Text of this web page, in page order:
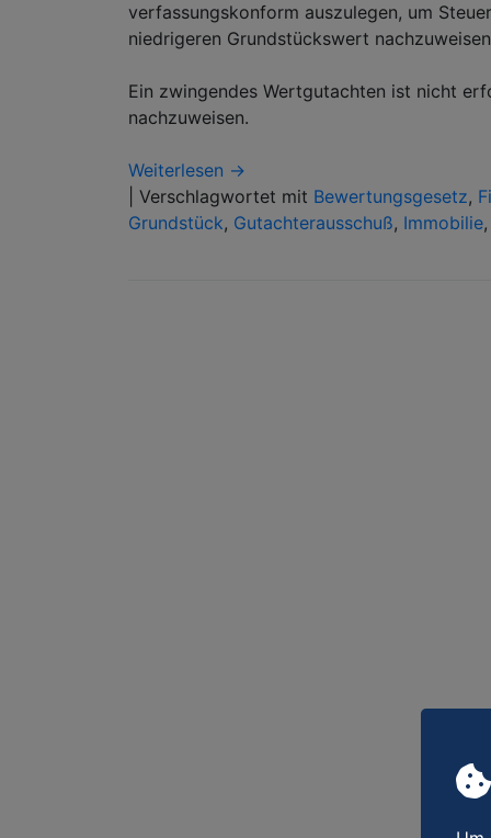
verfassungskonform auszulegen, um
niedrigeren Grundstückswert
Ein zwingendes Wertgutachten ist nicht
nachzuweisen.
Weiterlesen →
Verschlagwortet mit Bewertungsgesetz,
Grundstück, Gutachterausschuß, Immobilie,